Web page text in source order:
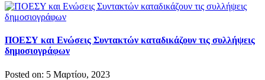
ΠΟΕΣΥ και Ενώσεις Συντακτών καταδικάζουν τις συλλήψεις
δημοσιογράφων
Posted on: 5 Μαρτίου, 2023